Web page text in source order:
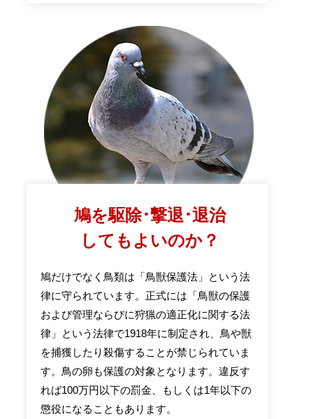
鳩を駆除･撃退･退治
してもよいのか？
鳩だけでなく鳥類は「鳥獣保護法」という法
律に守られています。正式には「鳥獣の保護
および管理ならびに狩猟の適正化に関する法
律」という法律で1918年に制定され、鳥や獣
を捕獲したり殺傷することが禁じられていま
す。鳥の卵も保護の対象となります。違反す
れば100万円以下の罰金、もしくは1年以下の
懲役になることもあります。